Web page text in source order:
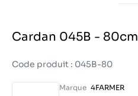
Cardan 045B - 80cm
Code produit : 045B-80
Marque 4FARMER